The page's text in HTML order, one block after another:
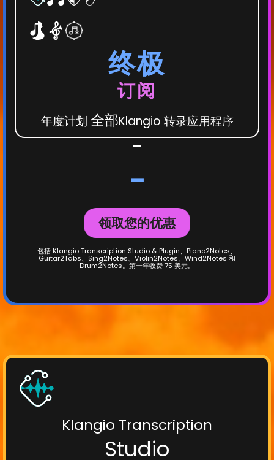
Klangio Transcription
Studio
终极
订阅
年度计划 全部Klangio 转录应用程序
-
-
领取您的优惠
包括 Klangio Transcription Studio & Plugin、Piano2Notes、
Guitar2Tabs、Sing2Notes、Violin2Notes、Wind2Notes 和
Drum2Notes。第一年收费 75 美元。